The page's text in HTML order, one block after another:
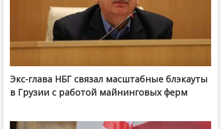
Экс-глава НБГ связал масштабные блэкауты
в Грузии с работой майнинговых ферм